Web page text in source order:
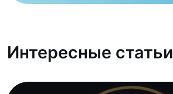
Интересные статьи